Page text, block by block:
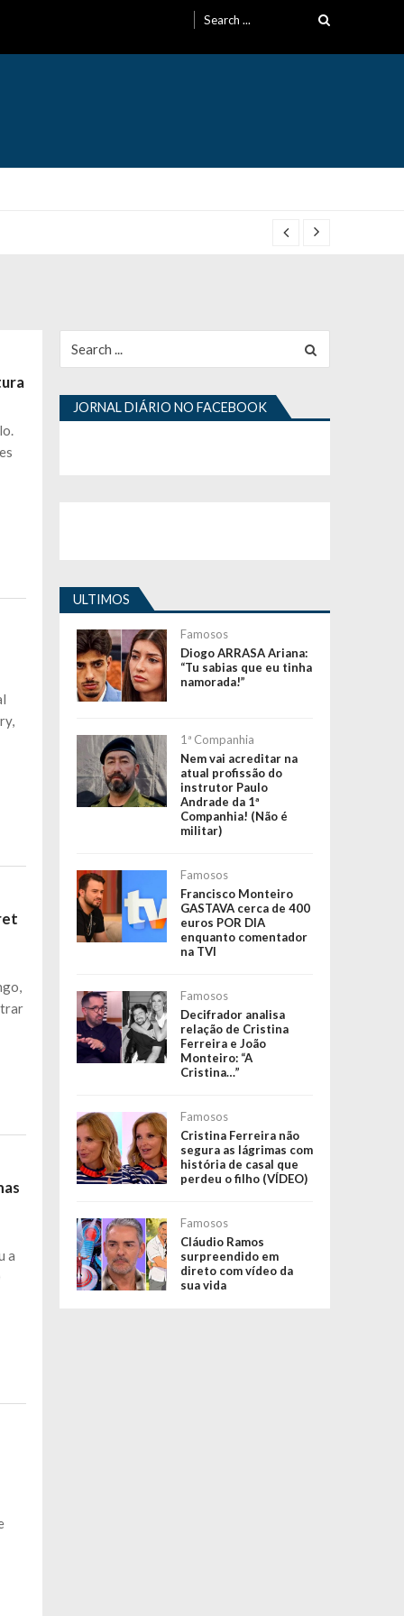
for:
a
for:
JORNAL DIÁRIO NO FACEBOOK
ULTIMOS
Famosos
Diogo ARRASA Ariana:
“Tu sabias que eu tinha
namorada!”
1ª Companhia
Nem vai acreditar na
atual profissão do
instrutor Paulo
Andrade da 1ª
Companhia! (Não é
militar)
Famosos
Francisco Monteiro
GASTAVA cerca de 400
euros POR DIA
enquanto comentador
na TVI
Famosos
Decifrador analisa
relação de Cristina
Ferreira e João
Monteiro: “A
Cristina…”
Famosos
Cristina Ferreira não
segura as lágrimas com
história de casal que
perdeu o filho (VÍDEO)
Famosos
Cláudio Ramos
surpreendido em
direto com vídeo da
sua vida